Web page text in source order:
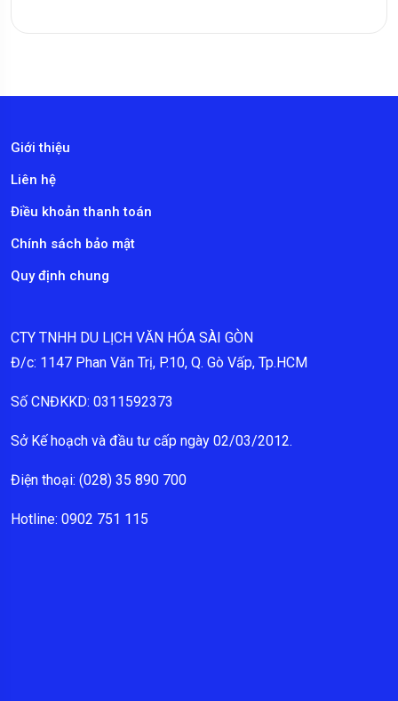
Giới thiệu
Liên hệ
Điều khoản thanh toán
Chính sách bảo mật
Quy định chung
CTY TNHH DU LỊCH VĂN HÓA SÀI GÒN
Đ/c: 1147 Phan Văn Trị, P.10, Q. Gò Vấp, Tp.HCM
Số CNĐKKD: 0311592373
Sở Kế hoạch và đầu tư cấp ngày 02/03/2012.
Điện thoại: (028) 35 890 700
Hotline: 0902 751 115